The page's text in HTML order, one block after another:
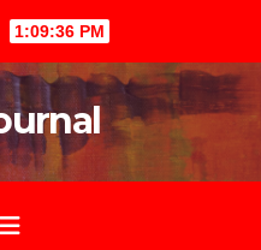
1:09:36 PM